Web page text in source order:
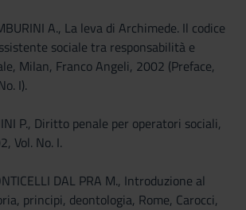
A., La leva di Archimede. Il codice
sociale tra responsabilità e
Milan, Franco Angeli, 2002 (Preface,
I).
P., Diritto penale per operatori sociali,
Vol. No. I.
DAL PRA M., Introduzione al
principi, deontologia, Rome, Carocci,